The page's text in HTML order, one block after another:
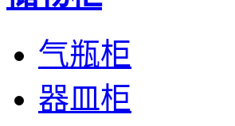
气瓶柜
器皿柜